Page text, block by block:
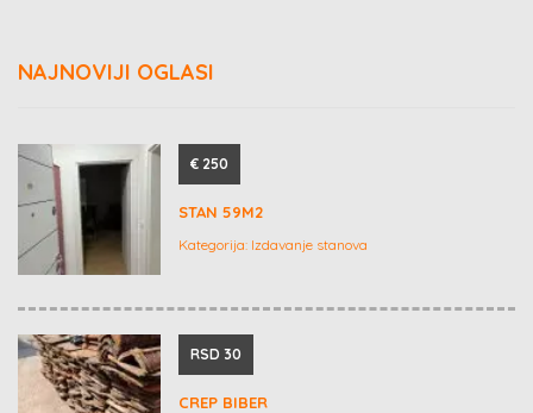
NAJNOVIJI OGLASI
€ 250
STAN 59M2
Kategorija: Izdavanje stanova
RSD 30
CREP BIBER